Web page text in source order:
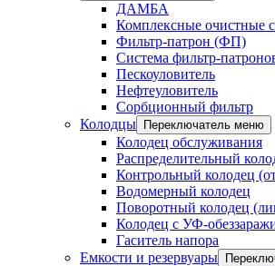
ДАМБА
Комплексные очистные
Фильтр-патрон (ФП)
Система фильтр-
Пескоуловитель
Нефтеуловитель
Сорбционный фильтр
Колодцы
Переключатель меню
Колодец обслуживания
Распределительный
Контрольный колодец
Водомерный колодец
Поворотный колодец
Колодец с УФ-
Гаситель напора
Емкости и резервуары